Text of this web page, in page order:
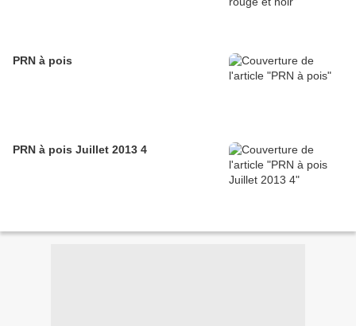
PRN à pois
PRN à pois Juillet 2013 4